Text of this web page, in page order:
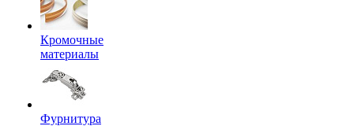
Кромочные
материалы
Фурнитура